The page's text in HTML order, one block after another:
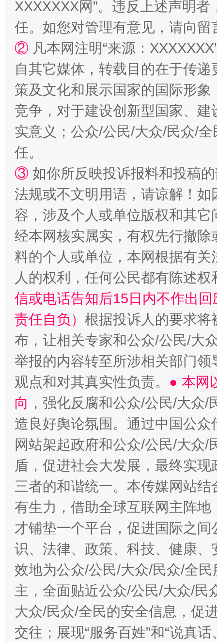
XXXXXXX网”。违反上述声明
任。如您对管理有意见，请向
② 凡本网注明“来源：
自其它媒体，转载目的在于传
策及文化和展示国家的国际形
竞争，对于建设创新型国家、
实意义；公众/公民/大众/民众/
任。
③ 如你所反映投诉报料和投稿
法规或不文明用语，请谅解！
容，涉及个人或单位版权和其它
经本网核实属实，有权先行撤
料的个人或单位，本网根据有
人的权利，任何公民都有陈述
信或电话告知后15日内不作出
责任自负） 根据投诉人的要求将
布，让相关专家和公众/公民/大
举报的内容转至所涉相关部门
观点和对其真实性负责。 ● 本网
向 ，强化反腐和公众/公民/大众
造良好舆论氛围。通过中国公
网站架起政府和公众/公民/大众
盾，促进社会大发展，最终实
三者的和谐统一。本传媒网站
有生力，借助全球互联网主阵
才铺垫一个平台，促进国际之
识、法律、政策、科技、健康
效地为公众/公民/大众/民众/全
主，全面贴近公众/公民/大众/民
大众/民众/全民的安全信息，促
交往；展现“服务百姓”和“说真